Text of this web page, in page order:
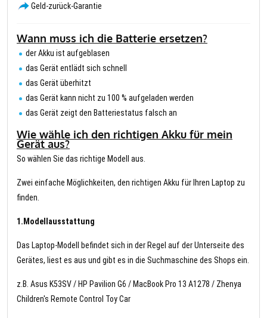
Geld-zurück-Garantie
Wann muss ich die Batterie ersetzen?
der Akku ist aufgeblasen
das Gerät entlädt sich schnell
das Gerät überhitzt
das Gerät kann nicht zu 100 % aufgeladen werden
das Gerät zeigt den Batteriestatus falsch an
Wie wähle ich den richtigen Akku für mein
Gerät aus?
So wählen Sie das richtige Modell aus.
Zwei einfache Möglichkeiten, den richtigen Akku für Ihren Laptop zu
finden.
1.Modellausstattung
Das Laptop-Modell befindet sich in der Regel auf der Unterseite des
Gerätes, liest es aus und gibt es in die Suchmaschine des Shops ein.
z.B. Asus K53SV / HP Pavilion G6 / MacBook Pro 13 A1278 / Zhenya
Children's Remote Control Toy Car